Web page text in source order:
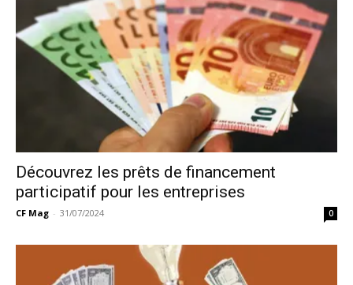
Découvrez les prêts de financement
participatif pour les entreprises
CF Mag - 31/07/2024 0